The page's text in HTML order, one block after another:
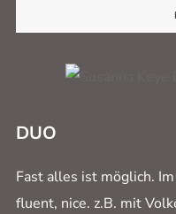
DUO
Fast alles ist möglich.
fluent, nice. z.B. mit